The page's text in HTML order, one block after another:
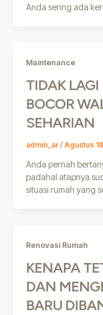
Anda sering ada
Maintenance
TIDAK
BOCOR
SEHARIAN
admin_ar / Agustus
Anda pernah
padahal atapnya
situasi rumah yang
Renovasi Rumah
KENAPA
DAN
BARU